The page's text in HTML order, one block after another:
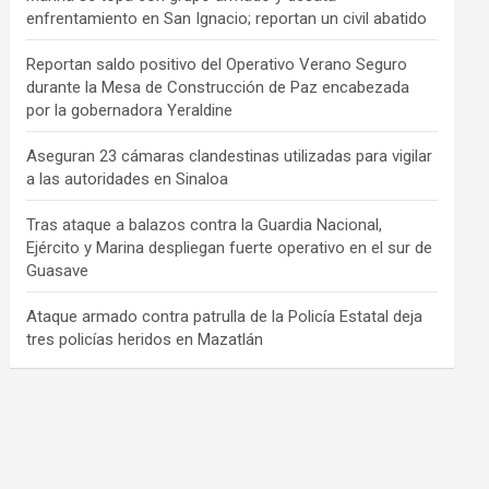
enfrentamiento en San Ignacio; reportan un civil abatido
Reportan saldo positivo del Operativo Verano Seguro
durante la Mesa de Construcción de Paz encabezada
por la gobernadora Yeraldine
Aseguran 23 cámaras clandestinas utilizadas para vigilar
a las autoridades en Sinaloa
Tras ataque a balazos contra la Guardia Nacional,
Ejército y Marina despliegan fuerte operativo en el sur de
Guasave
Ataque armado contra patrulla de la Policía Estatal deja
tres policías heridos en Mazatlán